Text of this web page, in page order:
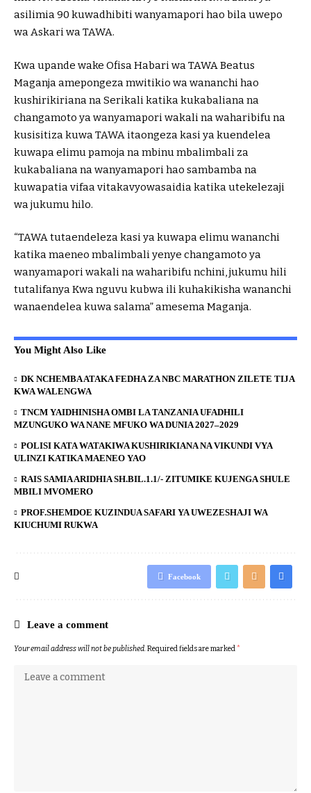
asilimia 90 kuwadhibiti wanyamapori hao bila uwepo
wa Askari wa TAWA.
Kwa upande wake Ofisa Habari wa TAWA Beatus
Maganja amepongeza mwitikio wa wananchi hao
kushirikiriana na Serikali katika kukabaliana na
changamoto ya wanyamapori wakali na waharibifu na
kusisitiza kuwa TAWA itaongeza kasi ya kuendelea
kuwapa elimu pamoja na mbinu mbalimbali za
kukabaliana na wanyamapori hao sambamba na
kuwapatia vifaa vitakavyowasaidia katika utekelezaji
wa jukumu hilo.
“TAWA tutaendeleza kasi ya kuwapa elimu wananchi
katika maeneo mbalimbali yenye changamoto ya
wanyamapori wakali na waharibifu nchini, jukumu hili
tutalifanya Kwa nguvu kubwa ili kuhakikisha wananchi
wanaendelea kuwa salama” amesema Maganja.
You Might Also Like
DK NCHEMBA ATAKA FEDHA ZA NBC MARATHON ZILETE TIJA
KWA WALENGWA
TNCM YAIDHINISHA OMBI LA TANZANIA UFADHILI
MZUNGUKO WA NANE MFUKO WA DUNIA 2027–2029
POLISI KATA WATAKIWA KUSHIRIKIANA NA VIKUNDI VYA
ULINZI KATIKA MAENEO YAO
RAIS SAMIA ARIDHIA SH.BIL.1.1/- ZITUMIKE KUJENGA SHULE
MBILI MVOMERO
PROF.SHEMDOE KUZINDUA SAFARI YA UWEZESHAJI WA
KIUCHUMI RUKWA
Facebook
Leave a comment
Your email address will not be published.Required fields are marked*